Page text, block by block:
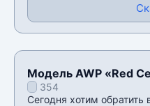
Модель AWP «Red
354
Сегодня хотим